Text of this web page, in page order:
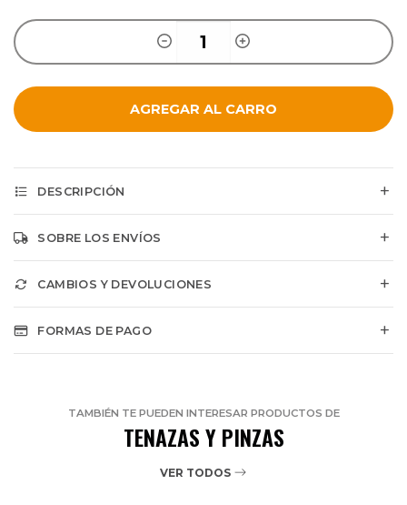
AGREGAR AL CARRO
DESCRIPCIÓN
SOBRE LOS ENVÍOS
CAMBIOS Y DEVOLUCIONES
FORMAS DE PAGO
TAMBIÉN TE PUEDEN INTERESAR PRODUCTOS DE
TENAZAS Y PINZAS
VER TODOS